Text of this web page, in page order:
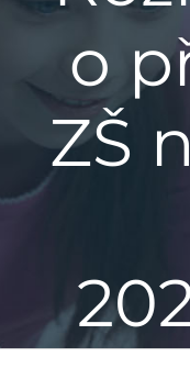
Mateřská škola
Družina
Školní
o
ZŠ